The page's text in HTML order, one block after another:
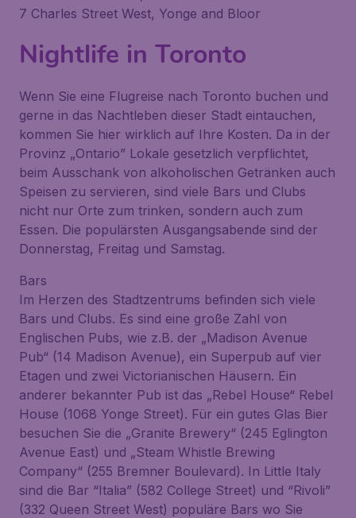
7 Charles Street West, Yonge and Bloor
Nightlife in Toronto
Wenn Sie eine Flugreise nach Toronto buchen und
gerne in das Nachtleben dieser Stadt eintauchen,
kommen Sie hier wirklich auf Ihre Kosten. Da in der
Provinz „Ontario” Lokale gesetzlich verpflichtet,
beim Ausschank von alkoholischen Getränken auch
Speisen zu servieren, sind viele Bars und Clubs
nicht nur Orte zum trinken, sondern auch zum
Essen. Die populärsten Ausgangsabende sind der
Donnerstag, Freitag und Samstag.
Bars
Im Herzen des Stadtzentrums befinden sich viele
Bars und Clubs. Es sind eine große Zahl von
Englischen Pubs, wie z.B. der „Madison Avenue
Pub“ (14 Madison Avenue), ein Superpub auf vier
Etagen und zwei Victorianischen Häusern. Ein
anderer bekannter Pub ist das „Rebel House“ Rebel
House (1068 Yonge Street). Für ein gutes Glas Bier
besuchen Sie die „Granite Brewery“ (245 Eglington
Avenue East) und „Steam Whistle Brewing
Company“ (255 Bremner Boulevard). In Little Italy
sind die Bar “Italia” (582 College Street) und “Rivoli”
(332 Queen Street West) populäre Bars wo Sie